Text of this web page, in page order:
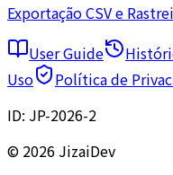
Exportação CSV e
User Guide
Uso
Política de
ID: JP-2026-2
© 2026 JizaiDev